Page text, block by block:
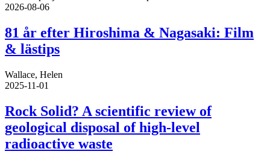
2026-08-06
81 år efter Hiroshima & Nagasaki: Film
& lästips
Wallace, Helen
2025-11-01
Rock Solid? A scientific review of
geological disposal of high-level
radioactive waste